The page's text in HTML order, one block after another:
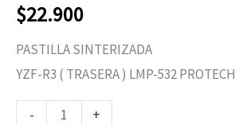
$22.900
PASTILLA SINTERIZADA
YZF-R3 ( TRASERA ) LMP-532 PROTECH
- +